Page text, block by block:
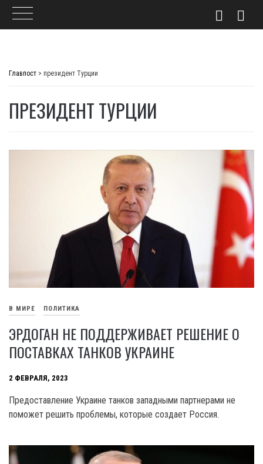
Главпост > президент Турции
ПРЕЗИДЕНТ ТУРЦИИ
В МИРЕ ПОЛИТИКА
ЭРДОГАН НЕ ПОДДЕРЖИВАЕТ РЕШЕНИЕ О
ПОСТАВКАХ ТАНКОВ УКРАИНЕ
2 ФЕВРАЛЯ, 2023
Предоставление Украине танков западными партнерами не
поможет решить проблемы, которые создает Россия.